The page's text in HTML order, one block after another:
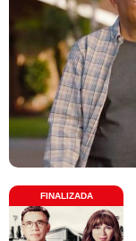
FINALIZADA